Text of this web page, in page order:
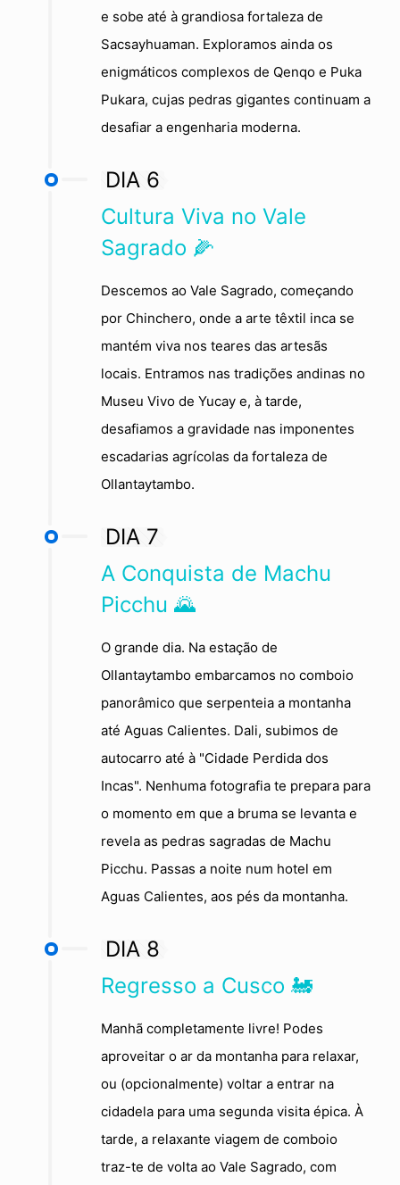
e sobe até à grandiosa fortaleza de
Sacsayhuaman. Exploramos ainda os
enigmáticos complexos de Qenqo e Puka
Pukara, cujas pedras gigantes continuam a
desafiar a engenharia moderna.
DIA 6
Cultura Viva no Vale
Sagrado 🌽
Descemos ao Vale Sagrado, começando
por Chinchero, onde a arte têxtil inca se
mantém viva nos teares das artesãs
locais. Entramos nas tradições andinas no
Museu Vivo de Yucay e, à tarde,
desafiamos a gravidade nas imponentes
escadarias agrícolas da fortaleza de
Ollantaytambo.
DIA 7
A Conquista de Machu
Picchu 🌄
O grande dia. Na estação de
Ollantaytambo embarcamos no comboio
panorâmico que serpenteia a montanha
até Aguas Calientes. Dali, subimos de
autocarro até à "Cidade Perdida dos
Incas". Nenhuma fotografia te prepara para
o momento em que a bruma se levanta e
revela as pedras sagradas de Machu
Picchu. Passas a noite num hotel em
Aguas Calientes, aos pés da montanha.
DIA 8
Regresso a Cusco 🚂
Manhã completamente livre! Podes
aproveitar o ar da montanha para relaxar,
ou (opcionalmente) voltar a entrar na
cidadela para uma segunda visita épica. À
tarde, a relaxante viagem de comboio
traz-te de volta ao Vale Sagrado, com